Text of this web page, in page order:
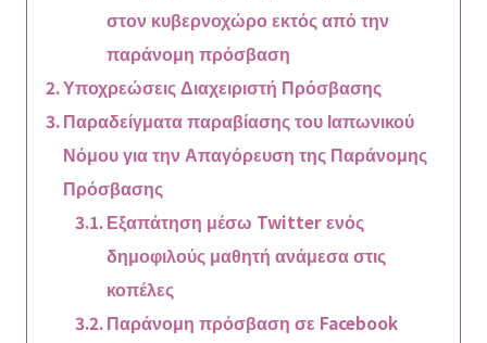
στον κυβερνοχώρο εκτός από την
παράνομη πρόσβαση
Υποχρεώσεις Διαχειριστή Πρόσβασης
Παραδείγματα παραβίασης του Ιαπωνικού
Νόμου για την Απαγόρευση της Παράνομης
Πρόσβασης
Εξαπάτηση μέσω Twitter ενός
δημοφιλούς μαθητή ανάμεσα στις
κοπέλες
Παράνομη πρόσβαση σε Facebook